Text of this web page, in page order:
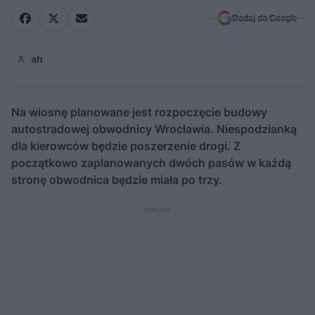
Dodaj do Google
ah
Na wiosnę planowane jest rozpoczęcie budowy
autostradowej obwodnicy Wrocławia. Niespodzianką
dla kierowców będzie poszerzenie drogi. Z
początkowo zaplanowanych dwóch pasów w każdą
stronę obwodnica będzie miała po trzy.